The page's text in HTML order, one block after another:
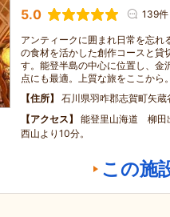
5.0 139件
アンティークに囲まれ日常を忘れ
の食材を活かした創作コースと貸
す。能登半島の中心に位置し、金
点にも最適。上質な旅をここから
住所
石川県羽咋郡志賀町矢
アクセス
能登里山海道 柳田
西山より10分。
この施